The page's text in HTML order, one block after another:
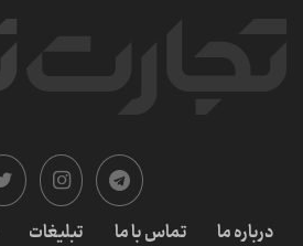
درباره ما تماس با ما تبلیغات